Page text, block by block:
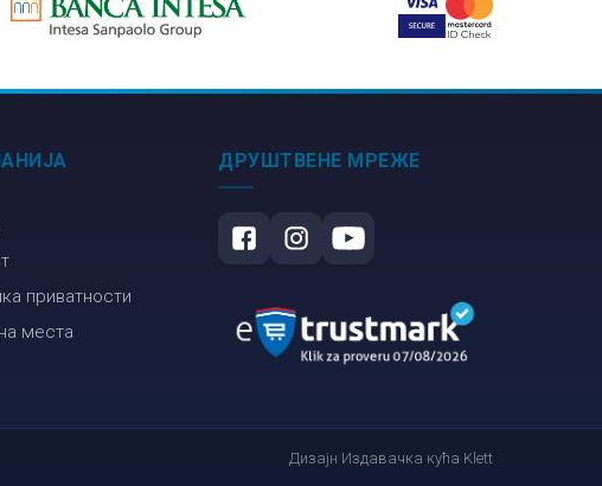
приватности
места
ДРУШТВЕНЕ МРЕЖЕ
Дизајн Издавачка кућа Klett